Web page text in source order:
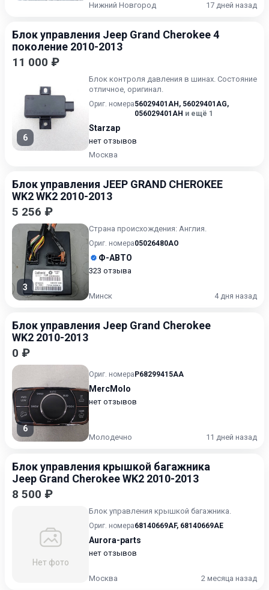
Нижний Новгород
17 дней назад
Блок управления Jeep Grand Cherokee 4
поколение 2010-2013
11 000 ₽
6
Блок контроля давления в шинах. Состояние
отличное, оригинал.
Ориг. номера56029401AH , 56029401AG,
056029401AH и ещё 1
Starzap
нет отзывов
Москва
Блок управления JEEP GRAND CHEROKEE
WK2 WK2 2010-2013
5 256 ₽
3
Страна происхождения: Англия.
Ориг. номера05026480AO
Ф-АВТО
323 отзыва
Минск 4 дня назад
Блок управления Jeep Grand Cherokee
WK2 2010-2013
0 ₽
6
Ориг. номера P68299415AA
MercMolo
нет отзывов
Молодечно 11 дней назад
Блок управления крышкой багажника
Jeep Grand Cherokee WK2 2010-2013
8 500 ₽
Нет фото
Блок управления крышкой багажника.
Ориг. номера68140669AF, 68140669AE
Aurora-parts
нет отзывов
Москва 2 месяца назад